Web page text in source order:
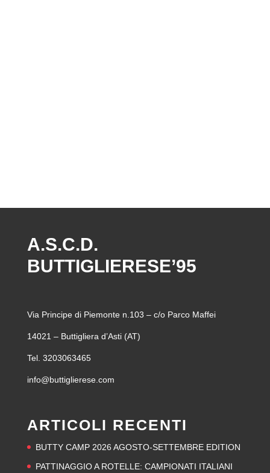
A.S.C.D.
BUTTIGLIERESE’95
Via Principe di Piemonte n.103 – c/o Parco Maffei
14021 – Buttigliera d’Asti (AT)
Tel. 3203063465
info@buttiglierese.com
ARTICOLI RECENTI
BUTTY CAMP 2026 AGOSTO-SETTEMBRE EDITION
PATTINAGGIO A ROTELLE: CAMPIONATI ITALIANI